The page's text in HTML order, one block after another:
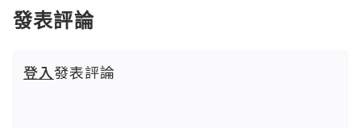
發表評論
登入發表評論